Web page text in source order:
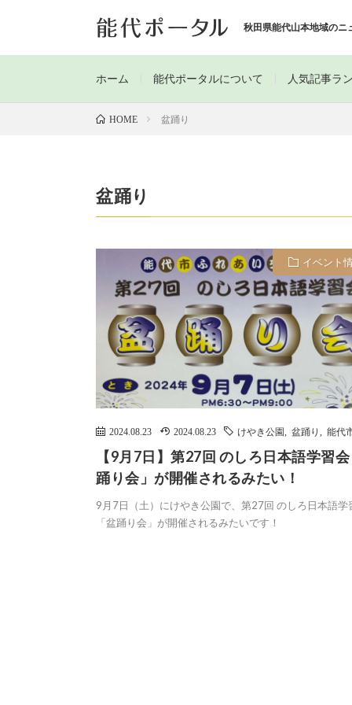
秋田県能代山本地域のニ
ホーム 能代ポータルについて 人気記事ラ
HOME 盆踊り
盆踊り
イベント
2024.08.23 2024.08.23 けやき公園 盆踊り 能代
【9月7日】第27回 のしろ日本語学習
踊り会」が開催されるみたい！
9月7日（土）にけやき公園で、第27回 のしろ日本語学
「盆踊り会」が開催されるみたいです！